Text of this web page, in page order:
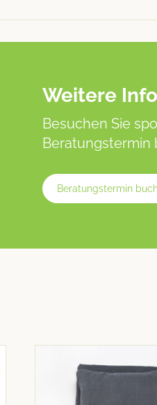
Weitere
Besuchen Sie
Beratungstermin
Beratungstermin